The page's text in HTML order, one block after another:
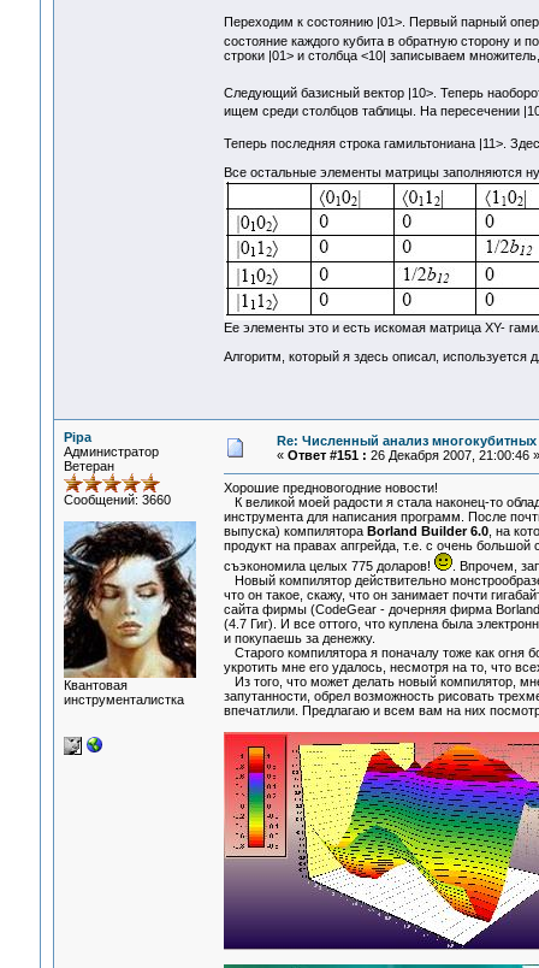
Переходим к состоянию |01>. Первый парный
состояние каждого кубита в обратную сторону и
строки |01> и столбца <10| записываем
Следующий базисный вектор |10>. Теперь
ищем среди столбцов таблицы. На пересечении
Теперь последняя строка гамильтониана |11>.
Все остальные элементы матрицы заполняются
Ее элементы это и есть искомая матрица XY-
Алгоритм, который я здесь описал, используется
Pipa
Администратор
Ветеран
Сообщений: 3660
Квантовая
инструменталистка
Re: Численный анализ многокубитных
« Ответ #151 : 26 Декабря 2007, 21:00:46 »
Хорошие предновогодние новости!
К великой моей радости я стала наконец-то
инструмента для написания программ. После
выпуска) компилятора Borland Builder 6.0, на
продукт на правах апгрейда, т.е. с очень
съэкономила целых 775 доларов!
. Впрочем,
Новый компилятор действительно
что он такое, скажу, что он занимает почти
сайта фирмы (CodeGear - дочерняя фирма
(4.7 Гиг). И все оттого, что куплена была
и покупаешь за денежку.
Старого компилятора я поначалу тоже как огня
укротить мне его удалось, несмотря на то, что
Из того, что может делать новый компилятор,
запутанности, обрел возможность рисовать
впечатлили. Предлагаю и всем вам на них